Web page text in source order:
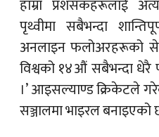
हाम्रा प्रशंसकहरूलाई
पृथ्वीमा सबैभन्दा
अनलाइन फलोअरहरूको
विश्वको १४औं सबैभन्दा धेरै
।’ आइसल्याण्ड क्रिकेटले
सञ्जालमा भाइरल बनाइएको